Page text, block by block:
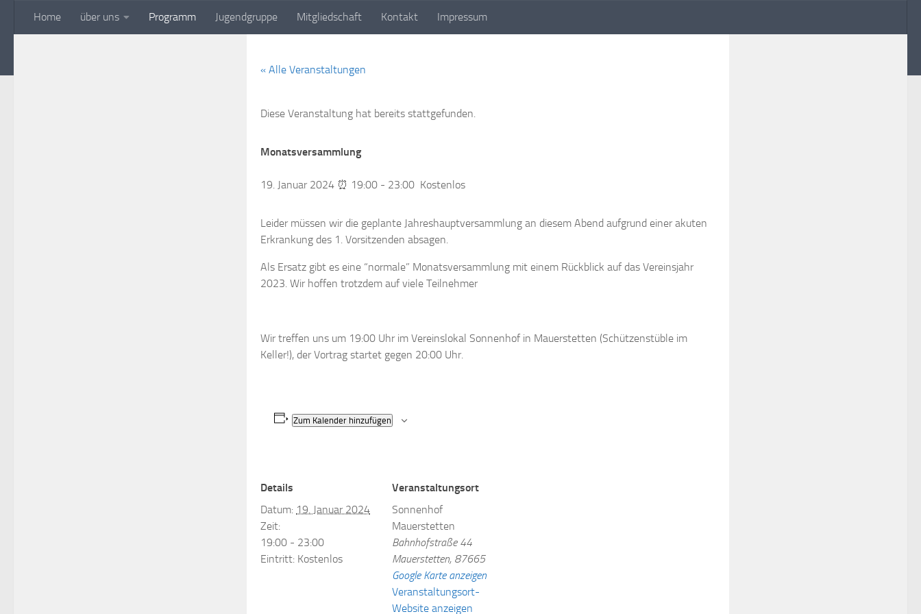
Zum Inhalt springen
Home über uns Programm Jugendgruppe Mitgliedschaft Kontakt Impressum
« Alle Veranstaltungen
Diese Veranstaltung hat bereits stattgefunden.
Monatsversammlung
19. Januar 2024 ⏰ 19:00 - 23:00 Kostenlos
Leider müssen wir die geplante Jahreshauptversammlung an diesem Abend aufgrund einer akuten
Erkrankung des 1. Vorsitzenden absagen.
Als Ersatz gibt es eine “normale” Monatsversammlung mit einem Rückblick auf das Vereinsjahr
2023. Wir hoffen trotzdem auf viele Teilnehmer
Wir treffen uns um 19:00 Uhr im Vereinslokal Sonnenhof in Mauerstetten (Schützenstüble im
Keller!), der Vortrag startet gegen 20:00 Uhr.
Zum Kalender hinzufügen
Details
Datum: 19. Januar 2024
Zeit:
19:00 - 23:00
Eintritt: Kostenlos
Veranstaltungsort
Sonnenhof
Mauerstetten
Bahnhofstraße 44
Mauerstetten, 87665
Google Karte anzeigen
Veranstaltungsort-
Website anzeigen